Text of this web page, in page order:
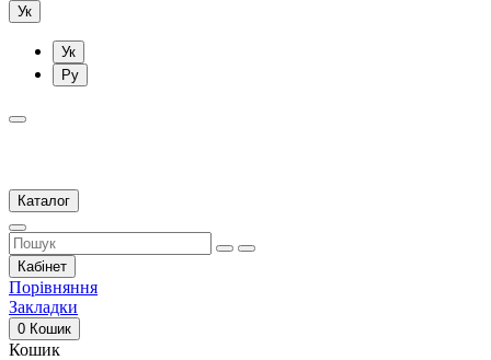
Ук
Ук
Ру
Каталог
Кабінет
Порівняння
Закладки
0 Кошик
Кошик